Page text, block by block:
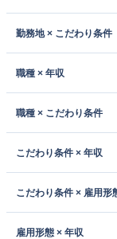
勤務地 × こだわり条件
職種 × 年収
職種 × こだわり条件
こだわり条件 × 年収
こだわり条件 × 雇用形
雇用形態 × 年収